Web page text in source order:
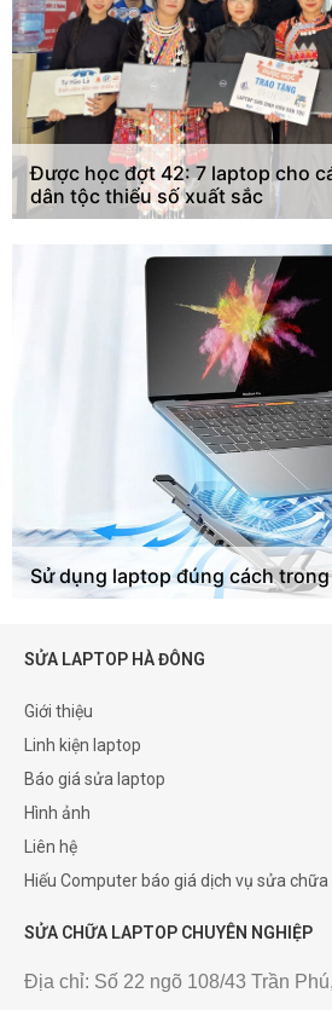
Được học đợt 42: 7 laptop cho
dân tộc thiểu số xuất sắc
Sử dụng laptop đúng cách
SỬA LAPTOP HÀ ĐÔNG
Giới thiệu
Linh kiện laptop
Báo giá sửa laptop
Hình ảnh
Liên hệ
Hiếu Computer báo giá dịch vụ sửa chữa
SỬA CHỮA LAPTOP CHUYÊN NGHIỆP
Địa chỉ: Số 22 ngõ 108/43 Trần